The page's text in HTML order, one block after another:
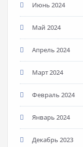
Июнь 2024
Май 2024
Апрель 2024
Март 2024
Февраль 2024
Январь 2024
Декабрь 2023